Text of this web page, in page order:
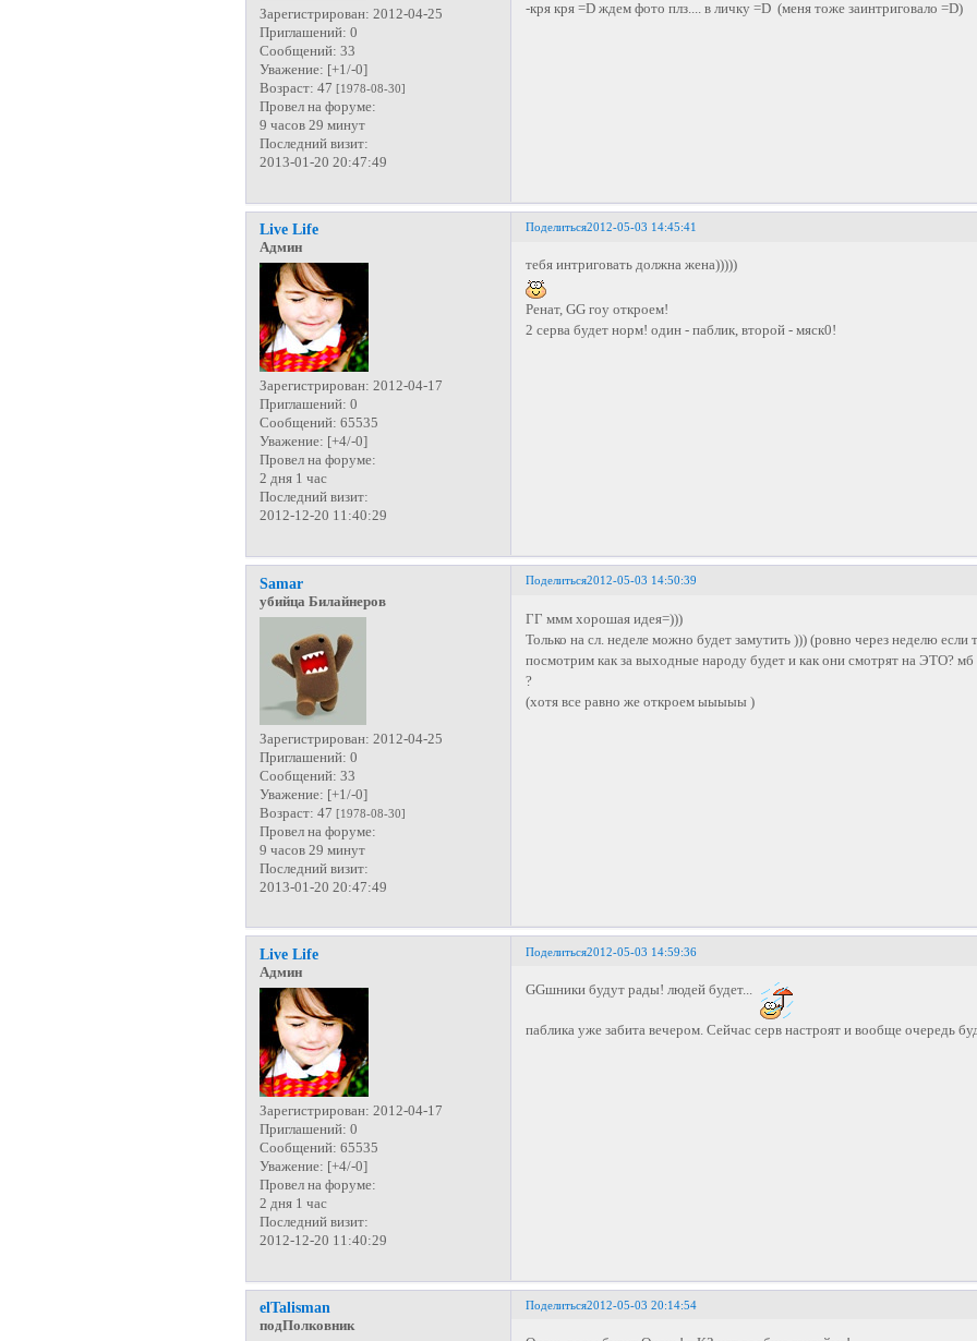
Зарегистрирован: 2012-04-25
Приглашений: 0
Сообщений: 33
Уважение: [+1/-0]
Возраст: 47[1978-08-30]
Провел на форуме:
9 часов 29 минут
Последний визит:
2013-01-20 20:47:49
-кря кря =D ждем фото плз.... в личку =D (меня тоже заинтриговало =D)
Поделиться2012-05-03 14:45:41
Live Life
Админ
Зарегистрирован: 2012-04-17
Приглашений: 0
Сообщений: 65535
Уважение: [+4/-0]
Провел на форуме:
2 дня 1 час
Последний визит:
2012-12-20 11:40:29
тебя интриговать должна жена)))))
Ренат, GG гоу откроем!
2 серва будет норм! один - паблик, второй - мяск0!
Поделиться2012-05-03 14:50:39
Samar
убийца Билайнеров
Зарегистрирован: 2012-04-25
Приглашений: 0
Сообщений: 33
Уважение: [+1/-0]
Возраст: 47[1978-08-30]
Провел на форуме:
9 часов 29 минут
Последний визит:
2013-01-20 20:47:49
ГГ ммм хорошая идея=)))
Только на сл. неделе можно будет замутить ))) (ровно через неделю если
посмотрим как за выходные народу будет и как они смотрят на ЭТО? мб
?
(хотя все равно же откроем ыыыыы )
Поделиться2012-05-03 14:59:36
Live Life
Админ
Зарегистрирован: 2012-04-17
Приглашений: 0
Сообщений: 65535
Уважение: [+4/-0]
Провел на форуме:
2 дня 1 час
Последний визит:
2012-12-20 11:40:29
GGшники будут рады! людей будет...
паблика уже забита вечером. Сейчас серв настроят и вообще очередь
Поделиться2012-05-03 20:14:54
elTalisman
подПолковник